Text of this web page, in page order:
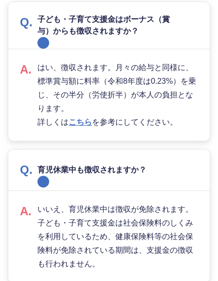
子ども・子育て支援金はボーナス（賞
与）からも徴収されますか？
はい、徴収されます。月々の給与と同様に、
標準賞与額に料率（令和8年度は0.23%）を乗
じ、その半分（労使折半）が本人の負担とな
ります。
詳しくはこちら を参考にしてください。
育児休業中も徴収されますか？
いいえ、育児休業中は徴収が免除されます。
子ども・子育て支援金は社会保険料のしくみ
を利用しているため、健康保険料等の社会保
険料が免除されている期間は、支援金の徴収
も行われません。